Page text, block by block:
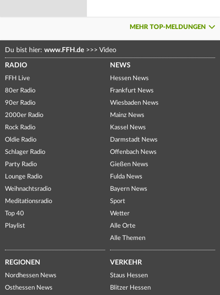
MEHR TOP-MELDUNGEN
Du bist hier: www.FFH.de >>> Video
RADIO
FFH Live
80er Radio
90er Radio
2000er Radio
Rock Radio
Oldie Radio
Schlager Radio
Party Radio
Lounge Radio
Weihnachtsradio
Meditationsradio
Top 40
Playlist
NEWS
Hessen News
Frankfurt News
Wiesbaden News
Mainz News
Kassel News
Darmstadt News
Offenbach News
Gießen News
Fulda News
Bayern News
Sport
Wetter
Alle Orte
Alle Themen
REGIONEN
Nordhessen News
Osthessen News
VERKEHR
Staus Hessen
Blitzer Hessen